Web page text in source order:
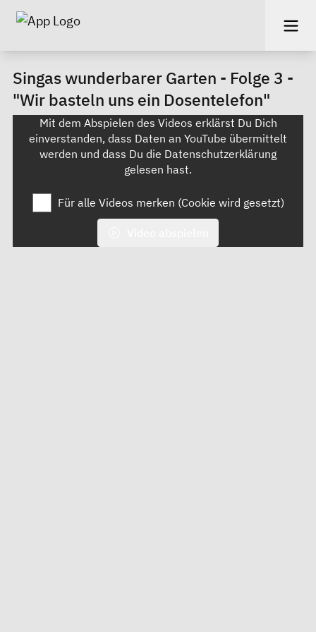
Singas wunderbarer Garten - Folge 3 -
"Wir basteln uns ein Dosentelefon"
Mit dem Abspielen des Videos erklärst Du Dich
einverstanden, dass Daten an YouTube übermittelt
werden und dass Du die Datenschutzerklärung
gelesen hast.
Für alle Videos merken (Cookie wird gesetzt)